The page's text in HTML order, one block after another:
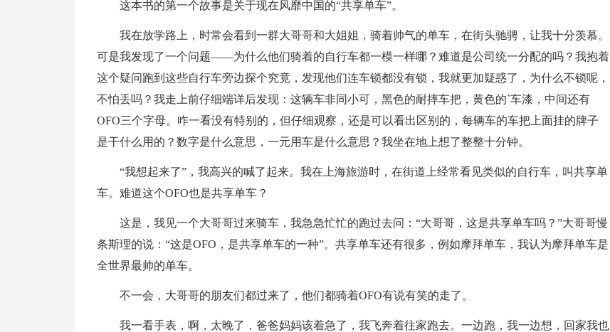
这本书的第一个故事是关于现在风靡中国的“共享单车”。
我在放学路上，时常会看到一群大哥哥和大姐姐，骑着帅气的单车，在街头驰骋，让我十分羡慕。
可是我发现了一个问题——为什么他们骑着的自行车都一模一样哪？难道是公司统一分配的吗？我抱着
这个疑问跑到这些自行车旁边探个究竟，发现他们连车锁都没有锁，我就更加疑惑了，为什么不锁呢，
不怕丢吗？我走上前仔细端详后发现：这辆车非同小可，黑色的耐摔车把，黄色的`车漆，中间还有
OFO三个字母。咋一看没有特别的，但仔细观察，还是可以看出区别的，每辆车的车把上面挂的牌子
是干什么用的？数字是什么意思，一元用车是什么意思？我坐在地上想了整整十分钟。
“我想起来了”，我高兴的喊了起来。我在上海旅游时，在街道上经常看见类似的自行车，叫共享单
车。难道这个OFO也是共享单车？
这是，我见一个大哥哥过来骑车，我急急忙忙的跑过去问：“大哥哥，这是共享单车吗？”大哥哥慢
条斯理的说：“这是OFO，是共享单车的一种”。共享单车还有很多，例如摩拜单车，我认为摩拜单车是
全世界最帅的单车。
不一会，大哥哥的朋友们都过来了，他们都骑着OFO有说有笑的走了。
我一看手表，啊，太晚了，爸爸妈妈该着急了，我飞奔着往家跑去。一边跑，我一边想，回家我也